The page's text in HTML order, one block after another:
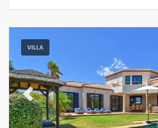
VILLA
Previous